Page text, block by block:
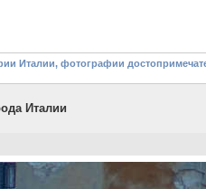
Италии, фотографии
Италии